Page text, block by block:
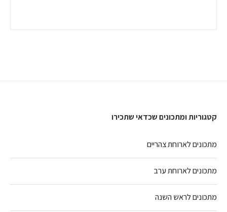
קטגוריות ומתכונים שכדאי שתכירו
מתכונים לארוחת צהריים
מתכונים לארוחת ערב
מתכונים לראש השנה